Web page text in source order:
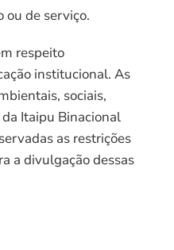
ou de serviço.
respeito
institucional. As
sociais,
Itaipu Binacional
as restrições
a divulgação dessas